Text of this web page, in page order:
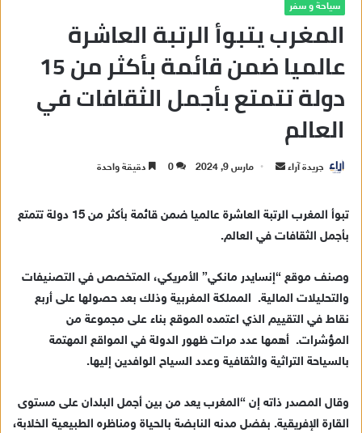
سياحة و سفر
المغرب يتبوأ الرتبة العاشرة
عالميا ضمن قائمة بأكثر من 15
دولة تتمتع بأجمل الثقافات في
العالم
جريدة آراء
ي
د
ا
إ
ل
ت
مارس 9, 2024 0 دقيقة واحدة
تبوأ المغرب الرتبة العاشرة عالميا ضمن قائمة بأكثر من 15 دولة تتمتع
بأجمل الثقافات في العالم.
وصنف موقع “إنسايدر مانكي” الأمريكي، المتخصص في التصنيفات
والتحليلات المالية. المملكة المغربية وذلك بعد حصولها على أربع
نقاط في التقييم الذي اعتمده الموقع بناء على مجموعة من
المؤشرات. أهمها عدد مرات ظهور الدولة في المواقع المهتمة
بالسياحة التراثية والثقافية وعدد السياح الوافدين إليها.
وقال المصدر ذاته إن “المغرب يعد من بين أجمل البلدان على مستوى
القارة الإفريقية. بفضل مدنه النابضة بالحياة ومناظره الطبيعية الخلابة،